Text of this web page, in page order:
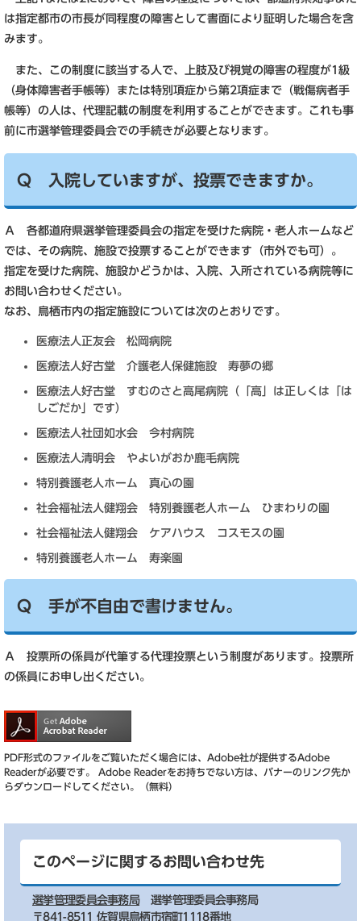
は指定都市の市長が同程度の障害として書面により証明した場合を含
みます。
また、この制度に該当する人で、上肢及び視覚の障害の程度が1級
（身体障害者手帳等）または特別項症から第2項症まで（戦傷病者手
帳等）の人は、代理記載の制度を利用することができます。これも事
前に市選挙管理委員会での手続きが必要となります。
Ｑ 入院していますが、投票できますか。
Ａ 各都道府県選挙管理委員会の指定を受けた病院・老人ホームなど
では、その病院、施設で投票することができます（市外でも可）。
指定を受けた病院、施設かどうかは、入院、入所されている病院等に
お問い合わせください。
なお、鳥栖市内の指定施設については次のとおりです。
医療法人正友会 松岡病院
医療法人好古堂 介護老人保健施設 寿夢の郷
医療法人好古堂 すむのさと高尾病院（「高」は正しくは「は
しごだか」です）
医療法人社団如水会 今村病院
医療法人清明会 やよいがおか鹿毛病院
特別養護老人ホーム 真心の園
社会福祉法人健翔会 特別養護老人ホーム ひまわりの園
社会福祉法人健翔会 ケアハウス コスモスの園
特別養護老人ホーム 寿楽園
Ｑ 手が不自由で書けません。
Ａ 投票所の係員が代筆する代理投票という制度があります。投票所
の係員にお申し出ください。
PDF形式のファイルをご覧いただく場合には、Adobe社が提供するAdobe
Readerが必要です。
Adobe Readerをお持ちでない方は、バナーのリンク先か
らダウンロードしてください。（無料）
このページに関するお問い合わせ先
選挙管理委員会事務局
選挙管理委員会事務局
〒841-8511 佐賀県鳥栖市宿町1118番地